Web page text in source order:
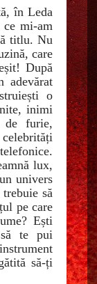
în Leda
mi-am
titlu. Nu
care
După
adevărat
o
inimi
de furie,
lux,
univers
să
pe care
Ești
te pui
să-ți